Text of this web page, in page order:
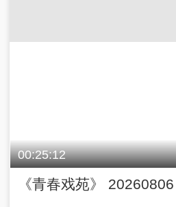
00:25:12
《青春戏苑》 20260806